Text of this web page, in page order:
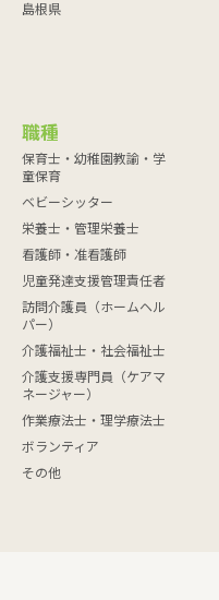
島根県
職種
保育士・幼稚園教諭・学
童保育
ベビーシッター
栄養士・管理栄養士
看護師・准看護師
児童発達支援管理責任者
訪問介護員（ホームヘル
パー）
介護福祉士・社会福祉士
介護支援専門員（ケアマ
ネージャー）
作業療法士・理学療法士
ボランティア
その他